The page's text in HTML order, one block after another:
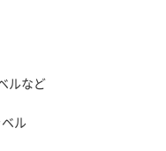
ルなど
ル